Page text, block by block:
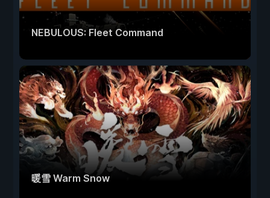
NEBULOUS: Fleet Command
暖雪 Warm Snow